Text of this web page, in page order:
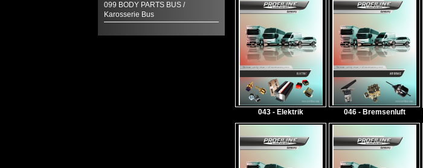
099 BODY PARTS BUS /
Karosserie Bus
043 - Elektrik 046 - Bremsenluft